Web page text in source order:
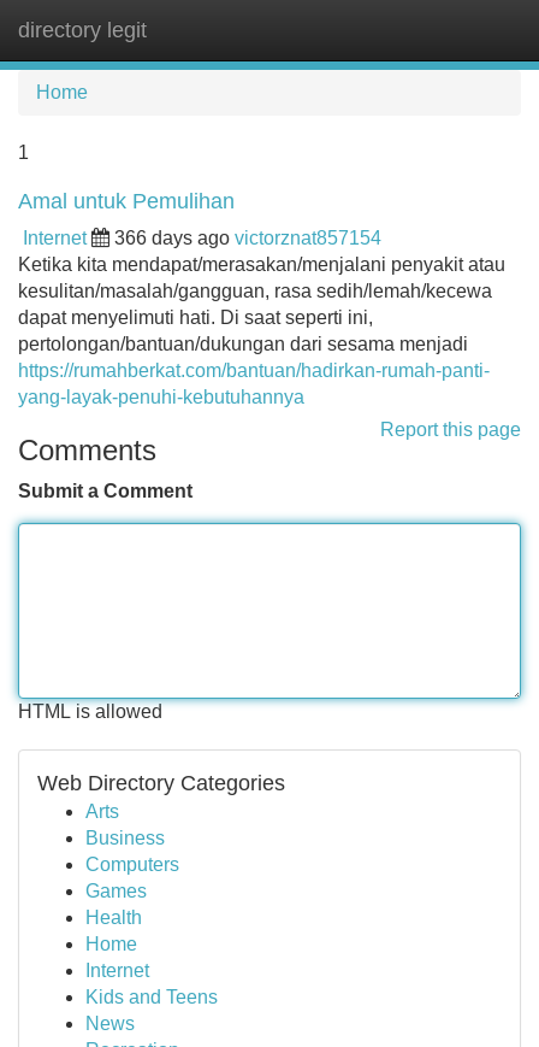
directory legit
Home
1
Amal untuk Pemulihan
Internet 366 days ago victorznat857154
Ketika kita mendapat/merasakan/menjalani penyakit atau
kesulitan/masalah/gangguan, rasa sedih/lemah/kecewa
dapat menyelimuti hati. Di saat seperti ini,
pertolongan/bantuan/dukungan dari sesama menjadi
https://rumahberkat.com/bantuan/hadirkan-rumah-panti-
yang-layak-penuhi-kebutuhannya
Report this page
Comments
Submit a Comment
HTML is allowed
Web Directory Categories
Arts
Business
Computers
Games
Health
Home
Internet
Kids and Teens
News